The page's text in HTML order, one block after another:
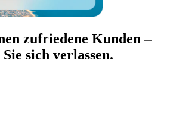
zufriedene Kunden –
sich verlassen.